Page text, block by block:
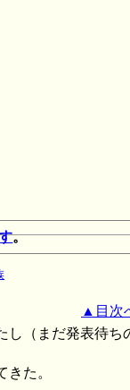
。
▲目次
（まだ発表待ち
た。